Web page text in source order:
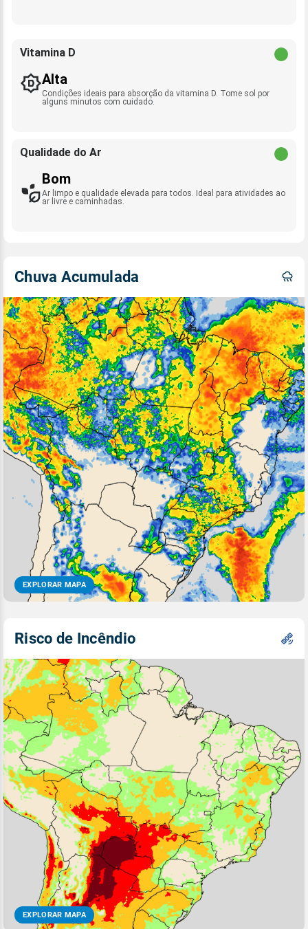
Vitamina D
Alta
Condições ideais para absorção da vitamina D. Tome sol por
alguns minutos com cuidado.
Qualidade do Ar
Bom
Ar limpo e qualidade elevada para todos. Ideal para atividades ao
ar livre e caminhadas.
Chuva Acumulada
EXPLORAR MAPA
Risco de Incêndio
EXPLORAR MAPA